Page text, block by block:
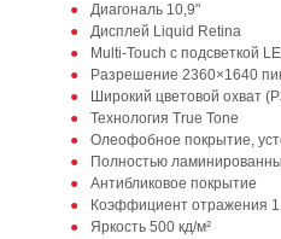
Диагональ 10,9"
Дисплей Liquid Retina
Multi‑Touch с подсветкой
Разрешение 2360×1640
Широкий цветовой охват
Технология True Tone
Олеофобное покрытие,
Полностью
Антибликовое покрытие
Коэффициент отражения
Яркость 500 кд/м²